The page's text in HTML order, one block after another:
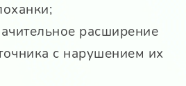
расширение
с нарушением их